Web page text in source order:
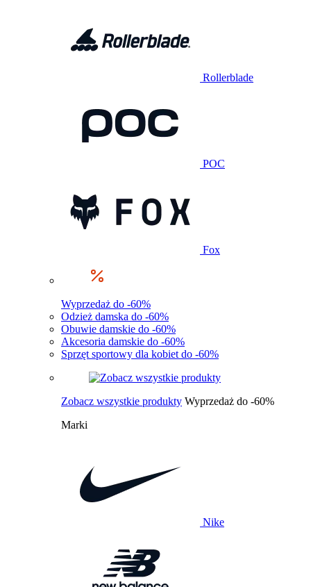
Rollerblade
POC
Fox
Wyprzedaż do -60%
Odzież damska do -60%
Obuwie damskie do -60%
Akcesoria damskie do -60%
Sprzęt sportowy dla kobiet do -60%
Zobacz wszystkie produkty Wyprzedaż do -60%
Marki
Nike